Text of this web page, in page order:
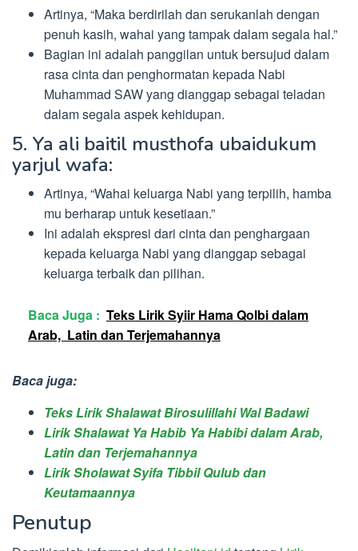
Artinya, “Maka berdirilah dan serukanlah dengan
penuh kasih, wahai yang tampak dalam segala hal.”
Bagian ini adalah panggilan untuk bersujud dalam
rasa cinta dan penghormatan kepada Nabi
Muhammad SAW yang dianggap sebagai teladan
dalam segala aspek kehidupan.
5. Ya ali baitil musthofa ubaidukum
yarjul wafa:
Artinya, “Wahai keluarga Nabi yang terpilih, hamba
mu berharap untuk kesetiaan.”
Ini adalah ekspresi dari cinta dan penghargaan
kepada keluarga Nabi yang dianggap sebagai
keluarga terbaik dan pilihan.
Baca Juga : Teks Lirik Syiir Hama Qolbi dalam
Arab, Latin dan Terjemahannya
Baca juga:
Teks Lirik Shalawat Birosulillahi Wal Badawi
Lirik Shalawat Ya Habib Ya Habibi dalam Arab,
Latin dan Terjemahannya
Lirik Sholawat Syifa Tibbil Qulub dan
Keutamaannya
Penutup